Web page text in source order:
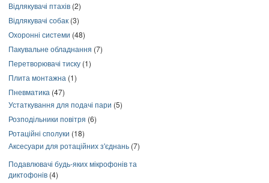
Відлякувачі птахів (2)
Відлякувачі собак (3)
Охоронні системи (48)
Пакувальне обладнання (7)
Перетворювачі тиску (1)
Плита монтажна (1)
Пневматика (47)
Устаткування для подачі пари (5)
Розподільники повітря (6)
Ротаційні сполуки (18)
Аксесуари для ротаційних з'єднань (7)
Подавлювачі будь-яких мікрофонів та
диктофонів (4)